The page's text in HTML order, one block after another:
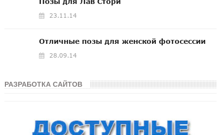
23.11.14
Отличные позы для женской фотосессии
28.09.14
РАЗРАБОТКА САЙТОВ